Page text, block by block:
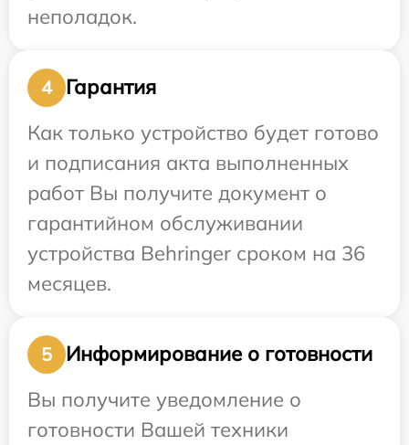
неполадок.
4
Гарантия
Как только устройство будет готово
и подписания акта выполненных
работ Вы получите документ о
гарантийном обслуживании
устройства Behringer сроком на 36
месяцев.
5
Информирование о готовности
Вы получите уведомление о
готовности Вашей техники